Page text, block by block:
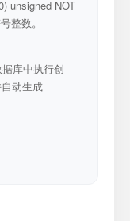
unsigned NOT
整数。
库中执行创
动生成